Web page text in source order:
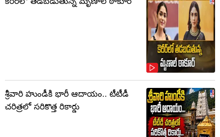
శ్రీవారి హుండీకి భారీ ఆదాయం.. టీటీడీ
చరిత్రలో సరికొత్త రికార్డు